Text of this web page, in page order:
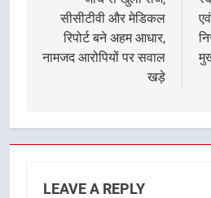
सीसीटीवी और मेडिकल
रिपोर्ट बने अहम आधार,
नामजद आरोपियों पर सवाल
खड़े
LEAVE A REPLY